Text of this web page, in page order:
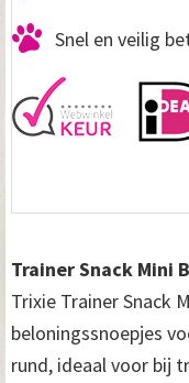
Snel en veilig
Trainer Snack Mini
Trixie Trainer Snack
beloningssnoepjes
rund, ideaal voor bij